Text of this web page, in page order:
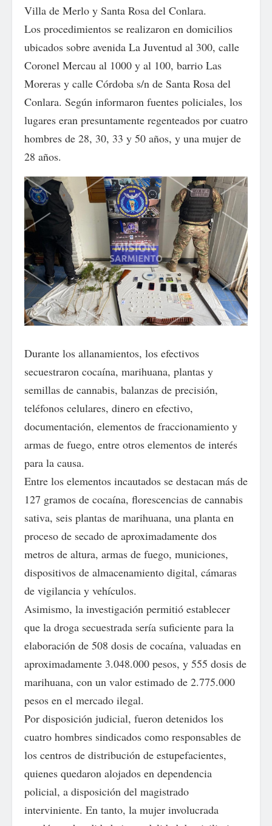
Villa de Merlo y Santa Rosa del Conlara.
Los procedimientos se realizaron en domicilios
ubicados sobre avenida La Juventud al 300, calle
Coronel Mercau al 1000 y al 100, barrio Las
Moreras y calle Córdoba s/n de Santa Rosa del
Conlara. Según informaron fuentes policiales, los
lugares eran presuntamente regenteados por cuatro
hombres de 28, 30, 33 y 50 años, y una mujer de
28 años.
Durante los allanamientos, los efectivos
secuestraron cocaína, marihuana, plantas y
semillas de cannabis, balanzas de precisión,
teléfonos celulares, dinero en efectivo,
documentación, elementos de fraccionamiento y
armas de fuego, entre otros elementos de interés
para la causa.
Entre los elementos incautados se destacan más de
127 gramos de cocaína, florescencias de cannabis
sativa, seis plantas de marihuana, una planta en
proceso de secado de aproximadamente dos
metros de altura, armas de fuego, municiones,
dispositivos de almacenamiento digital, cámaras
de vigilancia y vehículos.
Asimismo, la investigación permitió establecer
que la droga secuestrada sería suficiente para la
elaboración de 508 dosis de cocaína, valuadas en
aproximadamente 3.048.000 pesos, y 555 dosis de
marihuana, con un valor estimado de 2.775.000
pesos en el mercado ilegal.
Por disposición judicial, fueron detenidos los
cuatro hombres sindicados como responsables de
los centros de distribución de estupefacientes,
quienes quedaron alojados en dependencia
policial, a disposición del magistrado
interviniente. En tanto, la mujer involucrada